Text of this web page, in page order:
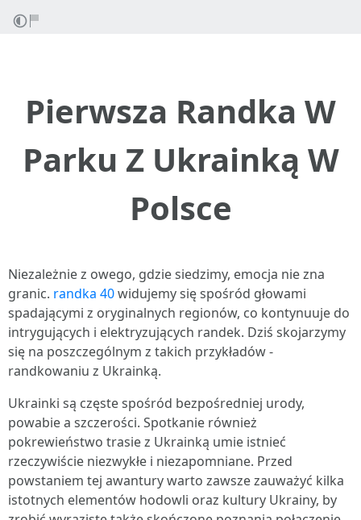
Pierwsza Randka W
Parku Z Ukrainką W
Polsce
Niezależnie z owego, gdzie siedzimy, emocja nie zna
granic. randka 40widujemy się spośród głowami
spadającymi z oryginalnych regionów, co kontynuuje do
intrygujących i elektryzujących randek. Dziś skojarzymy
się na poszczególnym z takich przykładów -
randkowaniu z Ukrainką.
Ukrainki są częste spośród bezpośredniej urody,
powabie a szczerości. Spotkanie również
pokrewieństwo trasie z Ukrainką umie istnieć
rzeczywiście niezwykłe i niezapomniane. Przed
powstaniem tej awantury warto zawsze zauważyć kilka
istotnych elementów hodowli oraz kultury Ukrainy, by